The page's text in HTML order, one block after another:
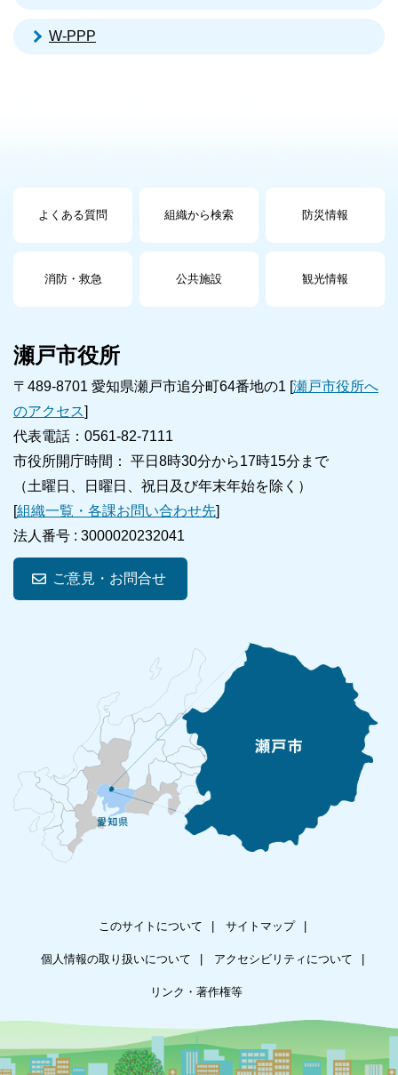
W-PPP
よくある質問 組織から検索 防災情報
消防・救急 公共施設 観光情報
瀬戸市役所
〒489-8701 愛知県瀬戸市追分町64番地の1 [瀬戸市役所へ
のアクセス]
代表電話：0561-82-7111
市役所開庁時間： 平日8時30分から17時15分まで
（土曜日、日曜日、祝日及び年末年始を除く）
[組織一覧・各課お問い合わせ先]
法人番号 : 3000020232041
ご意見・お問合せ
このサイトについて サイトマップ
個人情報の取り扱いについて アクセシビリティについて
リンク・著作権等